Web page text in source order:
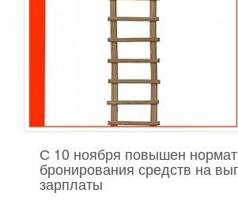
С 10 ноября повышен
бронирования средств на
зарплаты